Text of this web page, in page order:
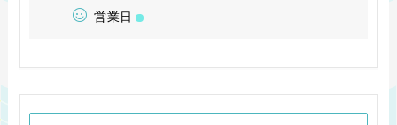
営業日